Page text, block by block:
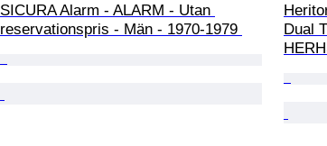
SICURA Alarm - ALARM - Utan
reservationspris - Män - 1970-1979
Dual